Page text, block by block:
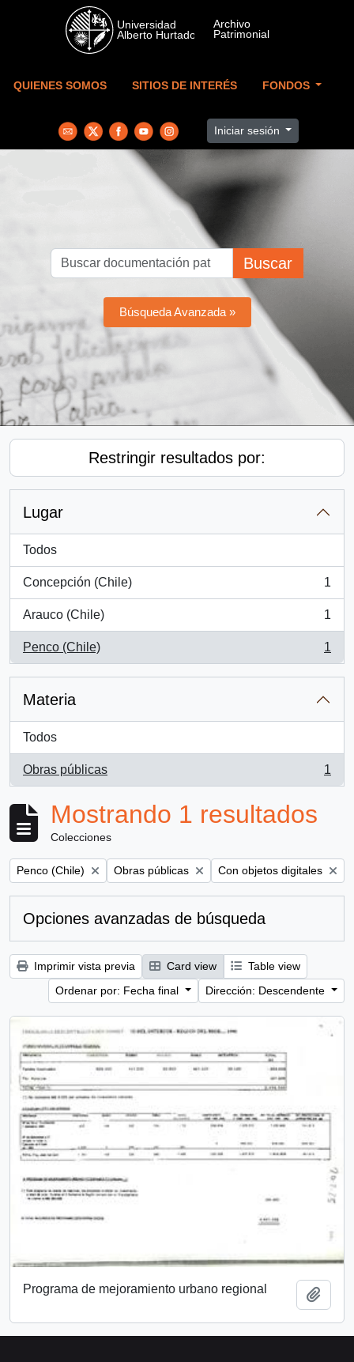
Skip to main content
QUIENES SOMOS SITIOS DE INTERÉS FONDOS
Iniciar sesión
Buscar
Búsqueda Avanzada »
Restringir resultados por:
Lugar
Todos
Concepción (Chile)
, 1 resultados
1
Arauco (Chile)
, 1 resultados
1
Penco (Chile)
, 1 resultados
1
Materia
Todos
Obras públicas
, 1 resultados
1
Mostrando 1 resultados
Colecciones
Remove filter:
Penco (Chile) Remove filter:
Obras públicas Remove filter:
Con objetos digitales
Opciones avanzadas de búsqueda
Imprimir vista previa Card view
Table view
Ordenar por: Fecha final
Dirección: Descendente
Programa de mejoramiento urbano regional